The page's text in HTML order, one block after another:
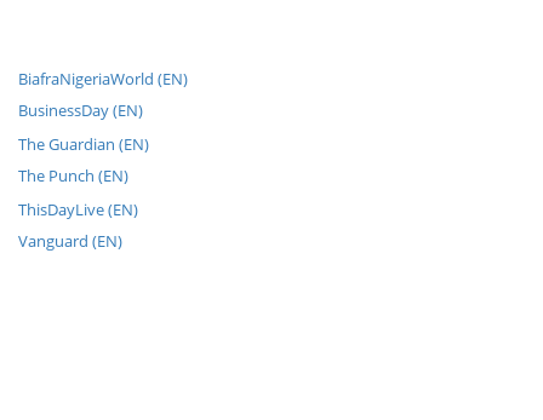
BiafraNigeriaWorld (EN)
BusinessDay (EN)
The Guardian (EN)
The Punch (EN)
ThisDayLive (EN)
Vanguard (EN)